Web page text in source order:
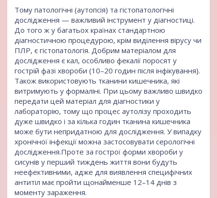
Тому патологічні (аутопсія) та гістопатологічні
дослідження — важливий інструмент у діагностиці.
До того ж у багатьох країнах стандартною
діагностичною процедурою, крім виділення вірусу чи
ПЛР, є гістопатологія. Добрим матеріалом для
дослідження є кал, особливо фекалії поросят у
гострій фазі хвороби (10–20 годин після інфікування).
Також використовують тканини кишечника, які
витримують у формаліні. При цьому важливо швидко
передати цей матеріал для діагностики у
лабораторію, тому що процес аутолізу проходить
дуже швидко і за кілька годин тканина кишечника
може бути непридатною для дослідження. У випадку
хронічної інфекції можна застосовувати серологічні
дослідження.Проте за гострої форми хвороби у
сисунів у перший тиждень життя вони будуть
неефективними, адже для виявлення специфічних
антитіл має пройти щонайменше 12–14 днів з
моменту зараження.